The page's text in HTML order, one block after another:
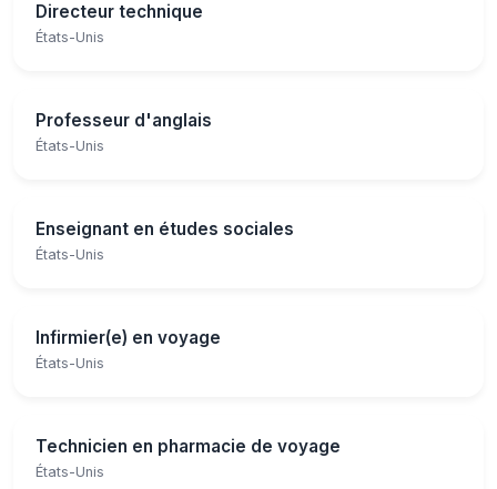
Directeur technique
États-Unis
Professeur d'anglais
États-Unis
Enseignant en études sociales
États-Unis
Infirmier(e) en voyage
États-Unis
Technicien en pharmacie de voyage
États-Unis